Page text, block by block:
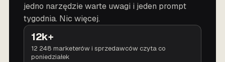
jedno narzędzie warte uwagi i jeden prompt
tygodnia. Nic więcej.
12k+
12 248 marketerów i sprzedawców czyta co
poniedziałek